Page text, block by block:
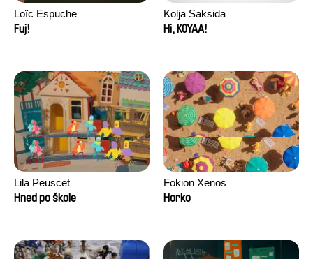
Loïc Espuche
Fuj!
Kolja Saksida
Hi, KOYAA!
Lila Peuscet
Hned po škole
Fokion Xenos
Horko